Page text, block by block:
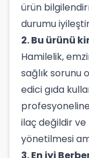
ürün
durumu
2. Bu ürünü
Hamilelik,
sağlık sorunu
edici gıda
ilaç değildir ve
yönetilmesi